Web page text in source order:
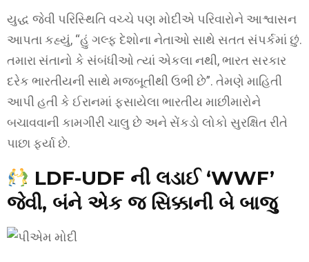
યુદ્ધ જેવી પરિસ્થિતિ વચ્ચે પણ મોદીએ પરિવારોને આશ્વાસન
આપતા કહ્યું, “હું ગલ્ફ દેશોના નેતાઓ સાથે સતત સંપર્કમાં છું.
તમારા સંતાનો કે સંબંધીઓ ત્યાં એકલા નથી, ભારત સરકાર
દરેક ભારતીયની સાથે મજબૂતીથી ઉભી છે”. તેમણે માહિતી
આપી હતી કે ઈરાનમાં ફસાયેલા ભારતીય માછીમારોને
બચાવવાની કામગીરી ચાલુ છે અને સેંકડો લોકો સુરક્ષિત રીતે
પાછા ફર્યા છે.
LDF-UDF ની લડાઈ ‘WWF’
જેવી, બંને એક જ સિક્કાની બે બાજુ